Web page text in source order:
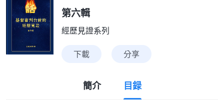
第六輯
經歷見證系列
下載 分享
簡介 目録